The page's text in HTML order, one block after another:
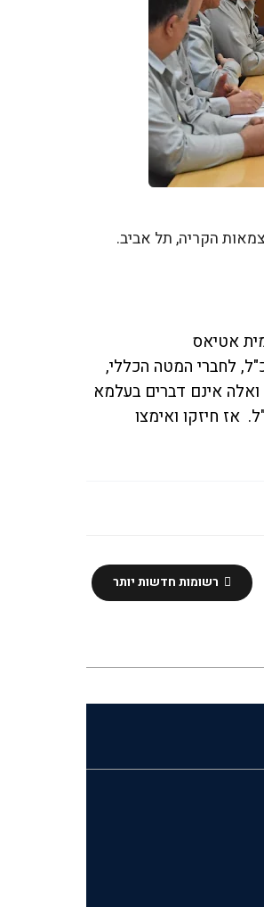
הקריה, תל אביב.
לחברי המטה הכללי,
ואלה אינם דברים בעלמא
אז חיזקו ואימצו
רשומות חדשות יותר